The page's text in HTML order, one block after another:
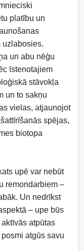
platību un
uzlabosies.
un abu nēģu
īstenotajiem
stāvokļa
un to sakņu
vielas, atjaunojot
spējas,
biotopa
upē var nebūt
remondarbiem –
Un nedrīkst
– upe būs
atpūtas
atgūs savu